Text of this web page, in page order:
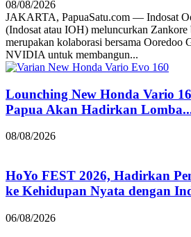
08/08/2026
JAKARTA, PapuaSatu.com — Indosat
(Indosat atau IOH) meluncurkan Zankore
merupakan kolaborasi bersama Ooredoo
NVIDIA untuk membangun...
Lounching New Honda Vario
Papua Akan Hadirkan
08/08/2026
HoYo FEST 2026, Hadirkan
ke Kehidupan Nyata dengan
06/08/2026